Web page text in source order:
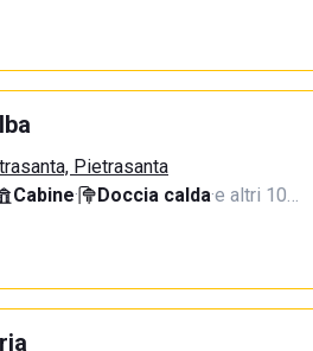
Pietrasanta
Cabine· Doccia calda·e altri 10…